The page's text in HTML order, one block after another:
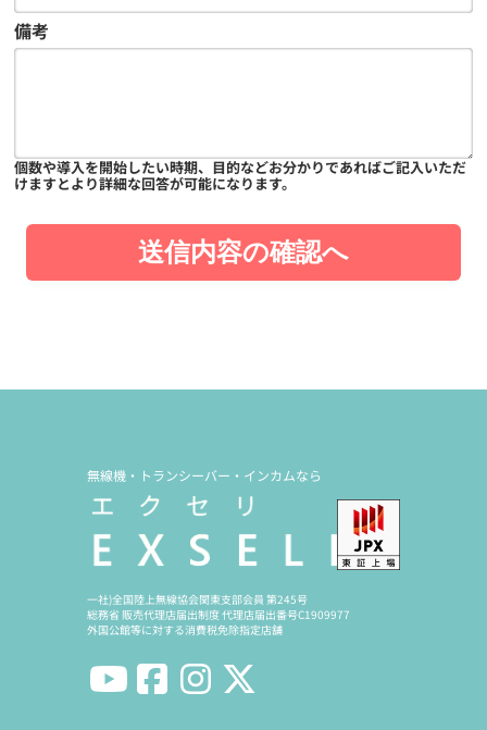
備考
個数や導入を開始したい時期、目的などお分かりであればご記入いただ
けますとより詳細な回答が可能になります。
送信内容の確認へ
無線機・トランシーバー・インカムなら
一社)全国陸上無線協会関東支部会員 第245号
総務省 販売代理店届出制度 代理店届出番号C1909977
外国公館等に対する消費税免除指定店舗